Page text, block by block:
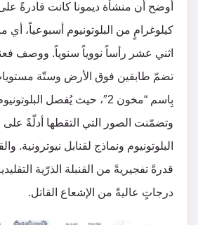
كيلوغرامٍ من البلوتونيوم أسبوعياً، أي
اثني عشر رأساً نووياً سنوياً. ووصف
تضمّ طابقين فوق الأرض وستّة
بِاسم “مخون 2″، حيث يُفصل
وتضمّنت الصور التي التقطها أدلّةً
البلوتونيوم ونماذج لقنابل نيوترونية.
قدرةً تفجيريةً من القنبلة الذرّية
درجاتٍ عاليةً من الإشعاع القاتل.